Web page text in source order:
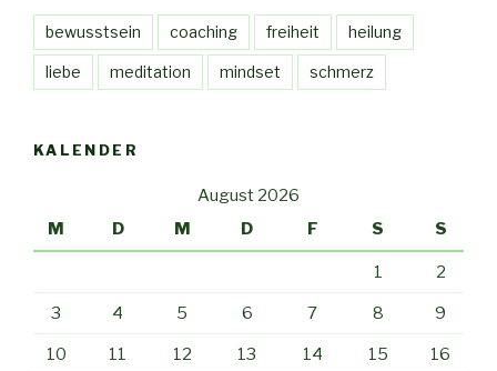
bewusstsein coaching freiheit heilung
liebe meditation mindset schmerz
KALENDER
August 2026
M
D M D F S S
1 2
3 4 5 6 7 8 9
10 11 12 13 14 15 16